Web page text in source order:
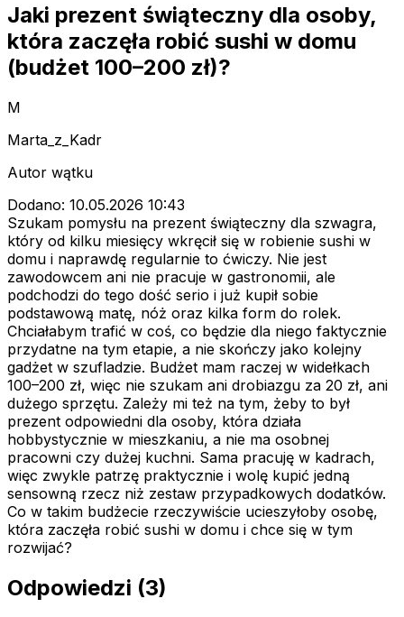
Jaki prezent świąteczny dla osoby,
która zaczęła robić sushi w domu
(budżet 100–200 zł)?
M
Marta_z_Kadr
Autor wątku
Dodano: 10.05.2026 10:43
Szukam pomysłu na prezent świąteczny dla szwagra,
który od kilku miesięcy wkręcił się w robienie sushi w
domu i naprawdę regularnie to ćwiczy. Nie jest
zawodowcem ani nie pracuje w gastronomii, ale
podchodzi do tego dość serio i już kupił sobie
podstawową matę, nóż oraz kilka form do rolek.
Chciałabym trafić w coś, co będzie dla niego faktycznie
przydatne na tym etapie, a nie skończy jako kolejny
gadżet w szufladzie. Budżet mam raczej w widełkach
100–200 zł, więc nie szukam ani drobiazgu za 20 zł, ani
dużego sprzętu. Zależy mi też na tym, żeby to był
prezent odpowiedni dla osoby, która działa
hobbystycznie w mieszkaniu, a nie ma osobnej
pracowni czy dużej kuchni. Sama pracuję w kadrach,
więc zwykle patrzę praktycznie i wolę kupić jedną
sensowną rzecz niż zestaw przypadkowych dodatków.
Co w takim budżecie rzeczywiście ucieszyłoby osobę,
która zaczęła robić sushi w domu i chce się w tym
rozwijać?
Odpowiedzi (3)